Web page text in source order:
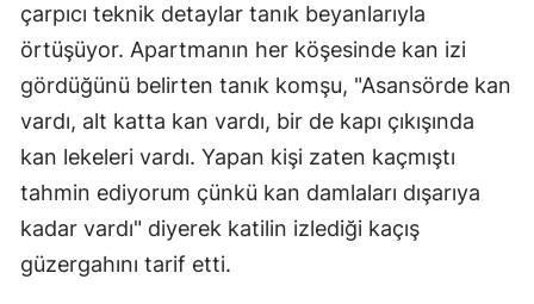
Sinop
Sivas
Tekirdağ
Tokat
çarpıcı teknik detaylar tanık beyanlarıyla
örtüşüyor. Apartmanın her köşesinde kan izi
gördüğünü belirten tanık komşu, "Asansörde kan
vardı, alt katta kan vardı, bir de kapı çıkışında
kan lekeleri vardı. Yapan kişi zaten kaçmıştı
tahmin ediyorum çünkü kan damlaları dışarıya
kadar vardı" diyerek katilin izlediği kaçış
güzergahını tarif etti.